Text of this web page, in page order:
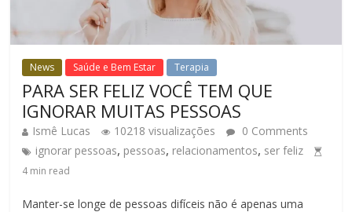
News Saúde e Bem Estar Terapia
PARA SER FELIZ VOCÊ TEM QUE
IGNORAR MUITAS PESSOAS
Ismê Lucas 10218 visualizações
0 Comments
ignorar pessoas, pessoas, relacionamentos, ser feliz
4min read
Manter-se longe de pessoas difíceis não é apenas uma